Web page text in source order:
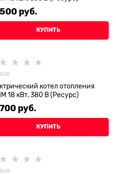
руб.
КУПИТЬ
котел отопления
18 кВт, 380 В (Ресурс)
руб.
КУПИТЬ